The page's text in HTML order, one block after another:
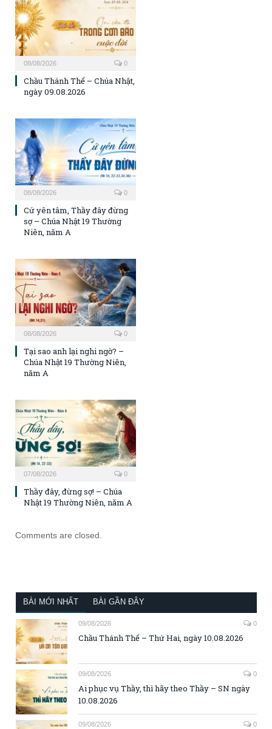
08/08/2026 0
Chầu Thánh Thể – Chúa Nhật,
ngày 09.08.2026
08/08/2026 0
Cứ yên tâm, Thầy đây đừng
sợ – Chúa Nhật 19 Thường
Niên, năm A
08/08/2026 0
Tại sao anh lại nghi ngờ? –
Chúa Nhật 19 Thường Niên,
năm A
07/08/2026 0
Thầy đây, đừng sợ! – Chúa
Nhật 19 Thường Niên, năm A
Comments are closed.
BÀI MỚI NHẤT BÀI GẦN ĐÂY
09/08/2026 0
Chầu Thánh Thể – Thứ Hai, ngày 10.08.2026
09/08/2026 0
Ai phục vụ Thầy, thì hãy theo Thầy – SN ngày
10.08.2026
09/08/2026 0